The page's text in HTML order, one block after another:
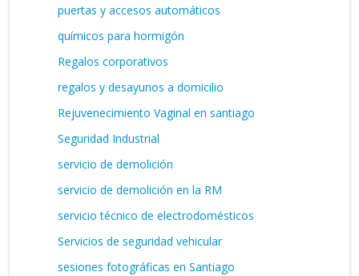
puertas y accesos automáticos
químicos para hormigón
Regalos corporativos
regalos y desayunos a domicilio
Rejuvenecimiento Vaginal en santiago
Seguridad Industrial
servicio de demolición
servicio de demolición en la RM
servicio técnico de electrodomésticos
Servicios de seguridad vehicular
sesiones fotográficas en Santiago